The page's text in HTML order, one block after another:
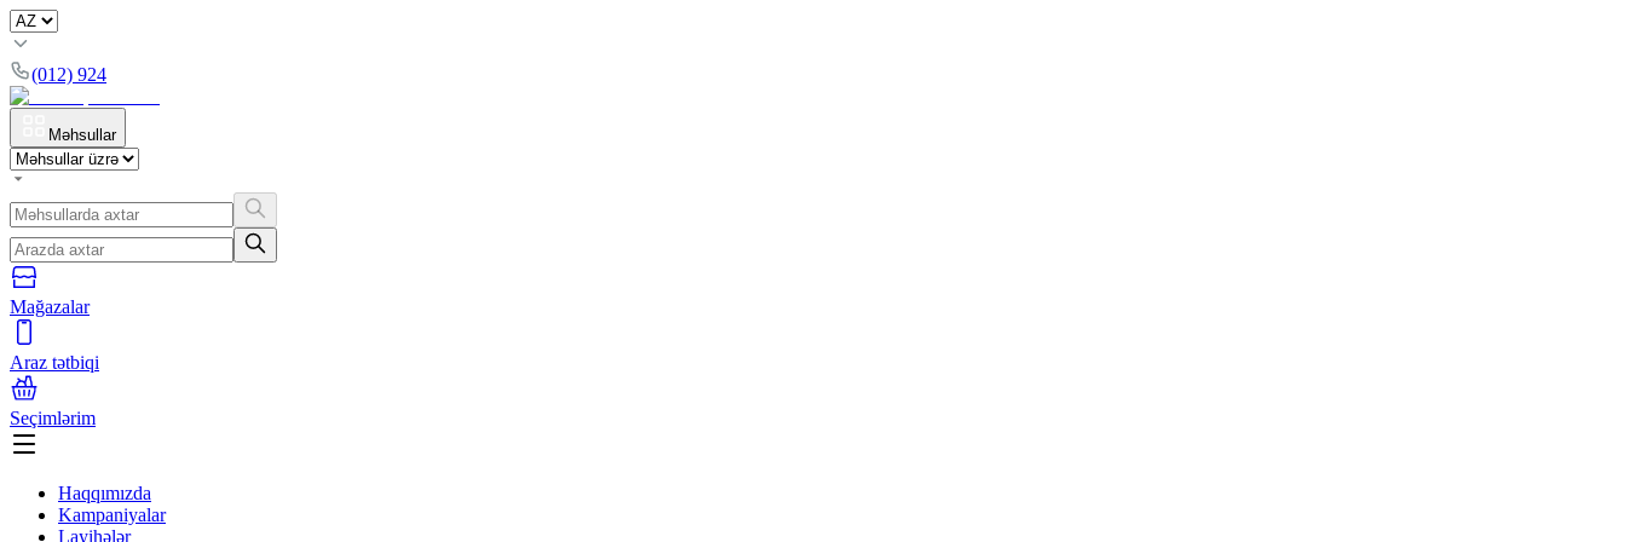
(012) 924
Məhsullar
Mağazalar
Araz tətbiqi
Seçimlərim
Haqqımızda
Kampaniyalar
Layihələr